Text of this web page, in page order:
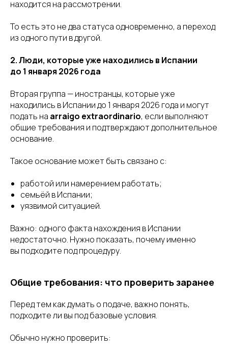
находится на рассмотрении.
То есть это не два статуса одновременно, а переход
из одного пути в другой.
2. Люди, которые уже находились в Испании
до 1 января 2026 года
Вторая группа — иностранцы, которые уже
находились в Испании до 1 января 2026 года и могут
подать на arraigo extraordinario, если выполняют
общие требования и подтверждают дополнительное
основание.
Такое основание может быть связано с:
работой или намерением работать;
семьёй в Испании;
уязвимой ситуацией.
Важно: одного факта нахождения в Испании
недостаточно. Нужно показать, почему именно
вы подходите под процедуру.
Общие требования: что проверить заранее
Перед тем как думать о подаче, важно понять,
подходите ли вы под базовые условия.
Обычно нужно проверить: